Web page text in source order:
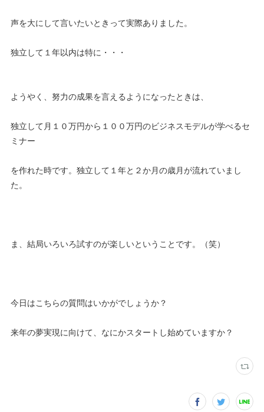
声を大にして言いたいときって実際ありました。
独立して１年以内は特に・・・
ようやく、努力の成果を言えるようになったときは、
独立して月１０万円から１００万円のビジネスモデルが学べるセ
ミナー
を作れた時です。独立して１年と２か月の歳月が流れていまし
た。
ま、結局いろいろ試すのが楽しいということです。（笑）
今日はこちらの質問はいかがでしょうか？
来年の夢実現に向けて、なにかスタートし始めていますか？